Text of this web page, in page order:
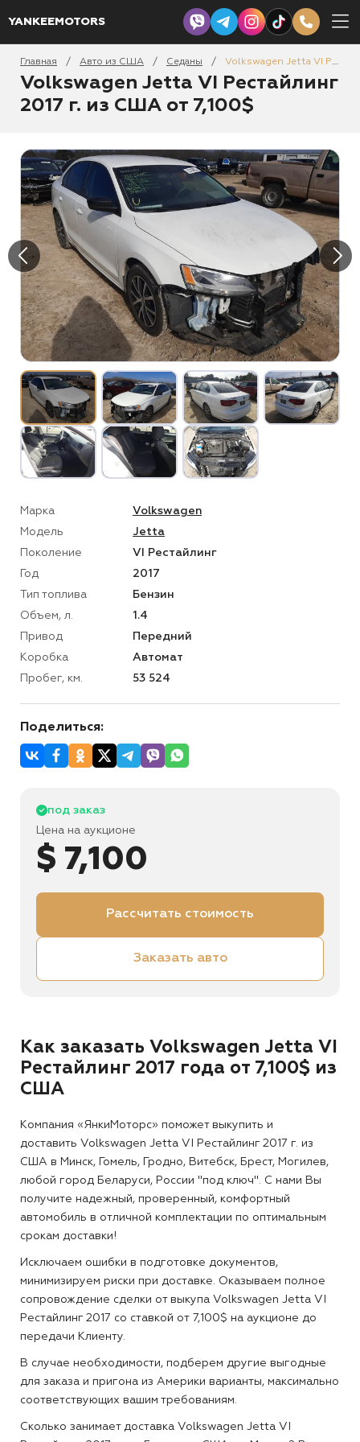
YANKEEMOTORS
Главная / Авто из США / Седаны / Volkswagen Jetta VI Рестайлинг 2017
Volkswagen Jetta VI Рестайлинг
2017 г. из США от 7,100$
Марка
Volkswagen
Модель
Jetta
Поколение
VI Рестайлинг
Год
2017
Тип топлива
Бензин
Объем, л.
1.4
Привод
Передний
Коробка
Автомат
Пробег, км.
53 524
Поделиться:
под заказ
Цена на аукционе
$ 7,100
Рассчитать стоимость
Заказать авто
Как заказать Volkswagen Jetta VI
Рестайлинг 2017 года от 7,100$ из
США
Компания «ЯнкиМоторс» поможет выкупить и
доставить Volkswagen Jetta VI Рестайлинг 2017 г. из
США в Минск, Гомель, Гродно, Витебск, Брест, Могилев,
любой город Беларуси, России "под ключ". С нами Вы
получите надежный, проверенный, комфортный
автомобиль в отличной комплектации по оптимальным
срокам доставки!
Исключаем ошибки в подготовке документов,
минимизируем риски при доставке. Оказываем полное
сопровождение сделки от выкупа Volkswagen Jetta VI
Рестайлинг 2017 со ставкой от 7,100$ на аукционе до
передачи Клиенту.
В случае необходимости, подберем другие выгодные
для заказа и пригона из Америки варианты, максимально
соответствующих вашим требованиям.
Сколько занимает доставка Volkswagen Jetta VI